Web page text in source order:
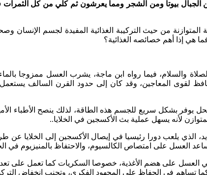
الجبال بيوتا ومن الشجر ومما يعرشون ثم كلي من كل
من حيث التركيبة الغذائية المفيدة لجسم الإنسان
هي إذا أهم خصائصه الغذائية؟
والسلام، فيما رواه ابن ماجة، يشرب العسل ممزوجا
لقوى المعاجين، وقد كان إلى حدود القرن السالف
يوفر بشكل سريع للجسم هذه الطاقة، لذلك ينصح الأطباء
لأنه يسهل عملية بث الأكسجين في الخلايا..
الذي يلعب دورا رئيسيا في إيصال الأكسجين إلى الخلايا
العسل على امتصاص الكالسيوم، والاحتفاظ بالمنيزيوم
العسل على هضم الأغذية، خصوصا السكريات كما تعمل على
كما تساهم في الحفاظ على المجهود الفكري، وتجنب انخفاض